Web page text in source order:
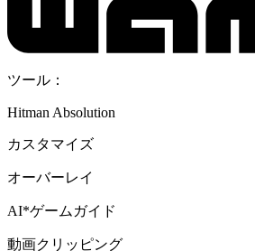
ツール：
Hitman Absolution
カスタマイズ
オーバーレイ
AI*ゲームガイド
動画クリッピング